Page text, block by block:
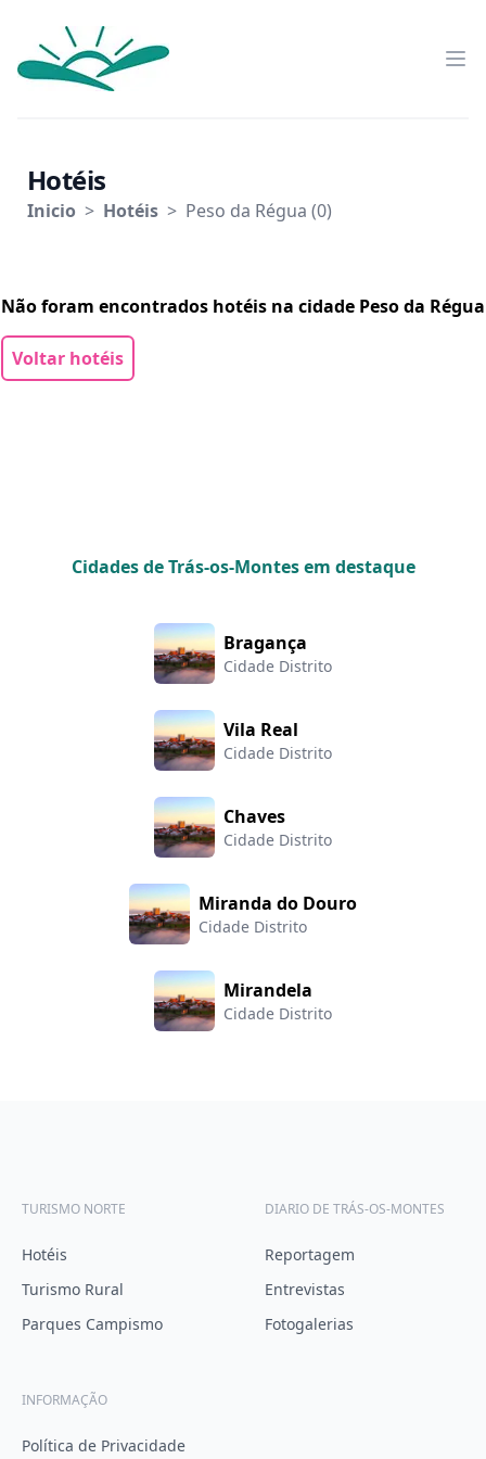
Trás-os-Montes
Hotéis
Inicio > Hotéis > Peso da Régua (0)
Não foram encontrados hotéis na cidade Peso da Régua
Voltar hotéis
Cidades de Trás-os-Montes em destaque
Bragança
Cidade Distrito
Vila Real
Cidade Distrito
Chaves
Cidade Distrito
Miranda do Douro
Cidade Distrito
Mirandela
Cidade Distrito
TURISMO NORTE
Hotéis
Turismo Rural
Parques Campismo
DIARIO DE TRÁS-OS-MONTES
Reportagem
Entrevistas
Fotogalerias
INFORMAÇÃO
Política de Privacidade